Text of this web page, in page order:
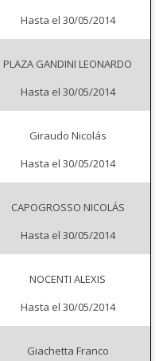
Hasta el 30/05/2014
PLAZA GANDINI LEONARDO
Hasta el 30/05/2014
Giraudo Nicolás
Hasta el 30/05/2014
CAPOGROSSO NICOLÁS
Hasta el 30/05/2014
NOCENTI ALEXIS
Hasta el 30/05/2014
Giachetta Franco